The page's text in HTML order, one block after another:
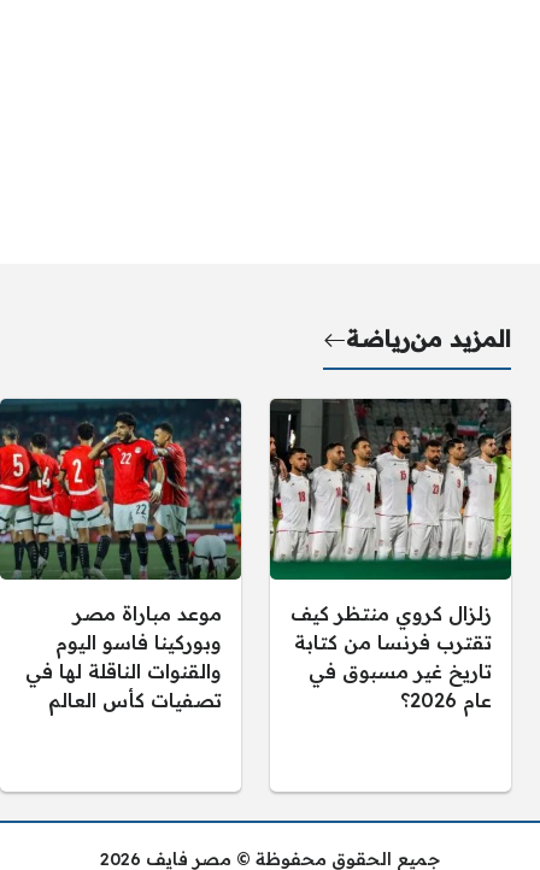
المزيد منرياضة
زلزال كروي منتظر كيف
تقترب فرنسا من كتابة
تاريخ غير مسبوق في
عام 2026؟
موعد مباراة مصر
وبوركينا فاسو اليوم
والقنوات الناقلة لها في
تصفيات كأس العالم
جميع الحقوق محفوظة © مصر فايف 2026